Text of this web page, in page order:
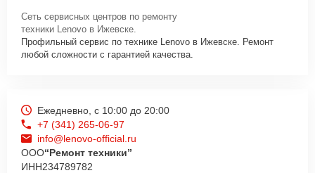
Сеть сервисных центров по ремонту
техники Lenovo в Ижевске.
Профильный сервис по технике Lenovo в Ижевске. Ремонт
любой сложности с гарантией качества.
Ежедневно, с 10:00 до 20:00
+7 (341) 265-06-97
info@lenovo-official.ru
ООО“Ремонт техники”
ИНН234789782